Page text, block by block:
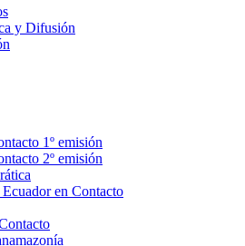
y Difusión
1º emisión
2º emisión
en Contacto